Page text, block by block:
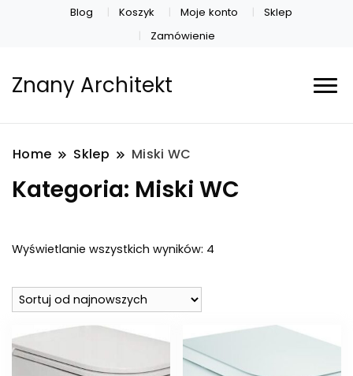
Blog Koszyk Moje konto
Sklep
Zamówienie
Znany Architekt
Home Sklep Miski WC
Kategoria: Miski WC
Wyświetlanie wszystkich wyników: 4